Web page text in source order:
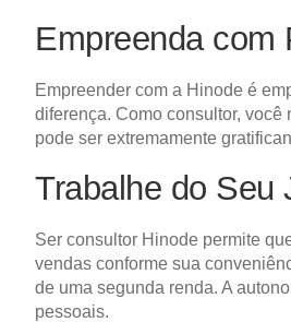
Empreenda com
Empreender com a Hinode é
diferença. Como consultor,
pode ser extremamente
Trabalhe do Seu
Ser consultor Hinode permite
vendas conforme sua
de uma segunda renda. A
pessoais.